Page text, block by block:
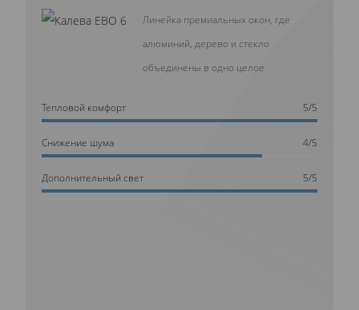
Линейка премиальных окон, где
алюминий, дерево и стекло
объединены в одно целое
Тепловой комфорт 5/5
Cнижение шума 4/5
Дополнительный свет 5/5